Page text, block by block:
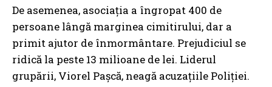
De asemenea, asociația a îngropat 400 de
persoane lângă marginea cimitirului, dar a
primit ajutor de înmormântare. Prejudiciul se
ridică la peste 13 milioane de lei. Liderul
grupării, Viorel Pașcă, neagă acuzațiile Poliției.